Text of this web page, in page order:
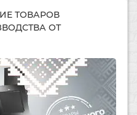
ТОВАРОВ
ОТ